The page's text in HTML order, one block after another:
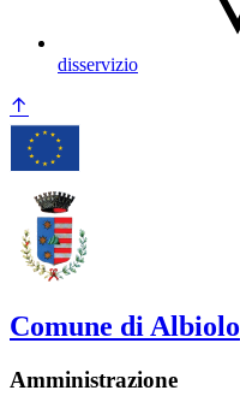
disservizio
Comune di Albiolo
Amministrazione